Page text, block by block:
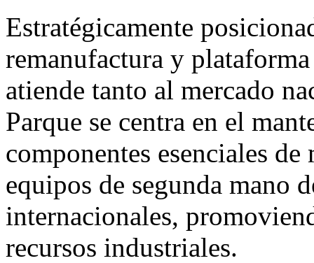
Estratégicamente
remanufactura y
atiende tanto al mercado
Parque se centra en el
componentes esenciales
equipos de segunda mano
internacionales,
recursos industriales.